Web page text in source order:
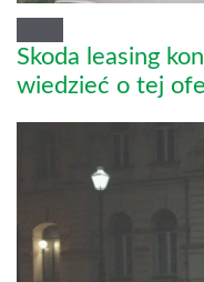
Skoda leasing
wiedzieć o tej